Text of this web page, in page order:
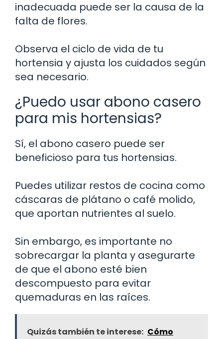
inadecuada puede ser la causa de la
falta de flores.
Observa el ciclo de vida de tu
hortensia y ajusta los cuidados según
sea necesario.
¿Puedo usar abono casero
para mis hortensias?
Sí, el abono casero puede ser
beneficioso para tus hortensias.
Puedes utilizar restos de cocina como
cáscaras de plátano o café molido,
que aportan nutrientes al suelo.
Sin embargo, es importante no
sobrecargar la planta y asegurarte
de que el abono esté bien
descompuesto para evitar
quemaduras en las raíces.
Quizás también te interese: Cómo